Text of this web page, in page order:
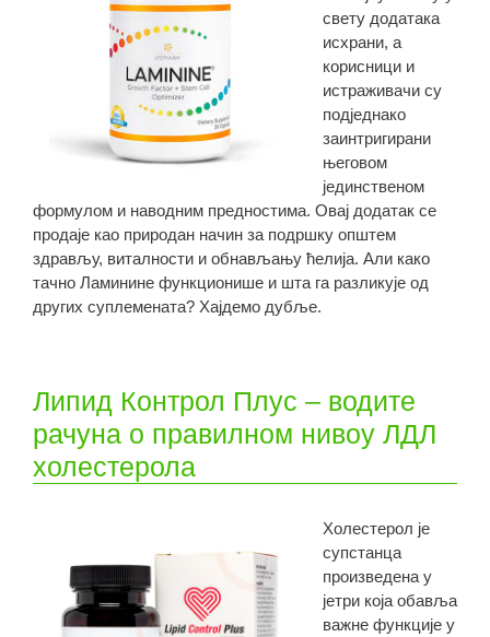
свету додатака
исхрани, а
корисници и
истраживачи су
подједнако
заинтригирани
његовом
јединственом
формулом и наводним предностима. Овај додатак се
продаје као природан начин за подршку општем
здрављу, виталности и обнављању ћелија. Али како
тачно Ламинине функционише и шта га разликује од
других суплемената? Хајдемо дубље.
Липид Контрол Плус – водите
рачуна о правилном нивоу ЛДЛ
холестерола
Холестерол је
супстанца
произведена у
јетри која обавља
важне функције у